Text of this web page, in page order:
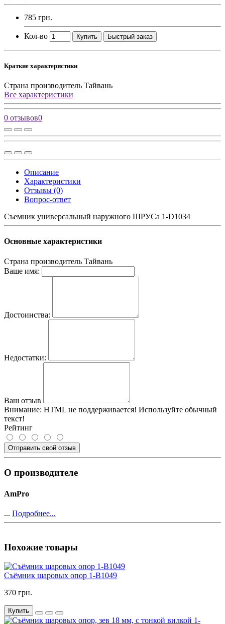
785 грн.
Кол-во Купить Быстрый заказ
Краткие характеристики
Страна производитель Тайвань
Все характеристики
0 отзывов0
Описание
Характеристики
Отзывы (0)
Вопрос-ответ
Съемник универсальный наружного ШРУСа 1-D1034
Основные характеристики
Страна производитель Тайвань
Ваше имя:
Достоинства:
Недостатки:
Ваш отзыв
Внимание: HTML не поддерживается! Используйте обычный
текст!
Рейтинг
Отправить свой отзыв
О производителе
AmPro
... Подробнее...
Похожие товары
Съёмник шаровых опор 1-B1049
370 грн.
Купить